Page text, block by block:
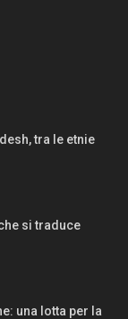
tra le etnie
si traduce
una lotta per la